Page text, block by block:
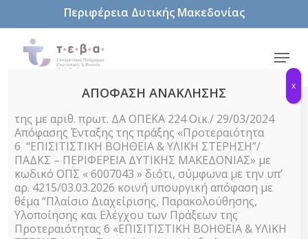
content
Περιφέρεια Δυτικής Μακεδονίας
Menu
Δελτία Τύπου
Ανοιχτή
Πρόσκληση
ΑΠΟΦΑΣΗ ΑΝΑΚΛΗΣΗΣ
της με αριθ. πρωτ. ΔΑ ΟΠΕΚΑ 224 Οικ./ 29/03/2024
Απόφασης Ένταξης της πράξης «Προτεραιότητα
6 “ΕΠΙΣΙΤΙΣΤΙΚΗ ΒΟΗΘΕΙΑ & ΥΛΙΚΗ ΣΤΕΡΗΣΗ”/
ΠΑΔΚΣ – ΠΕΡΙΦΕΡΕΙΑ ΔΥΤΙΚΗΣ ΜΑΚΕΔΟΝΙΑΣ» με
κωδικό ΟΠΣ « 6007043 » διότι, σύμφωνα με την υπ’
αρ. 4215/03.03.2026 κοινή υπουργική απόφαση με
θέμα “Πλαίσιο Διαχείρισης, Παρακολούθησης,
Υλοποίησης και Ελέγχου των Πράξεων της
Προτεραιότητας 6 «ΕΠΙΣΙΤΙΣΤΙΚΗ ΒΟΗΘΕΙΑ & ΥΛΙΚΗ
x